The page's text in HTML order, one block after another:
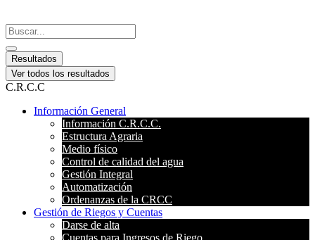
Search
...
Resultados
Ver todos los resultados
C.R.C.C
Información General
Información C.R.C.C.
Estructura Agraria
Medio físico
Control de calidad del agua
Gestión Integral
Automatización
Ordenanzas de la CRCC
Gestión de Riegos y Cuentas
Darse de alta
Cuentas para Ingresos de Riego